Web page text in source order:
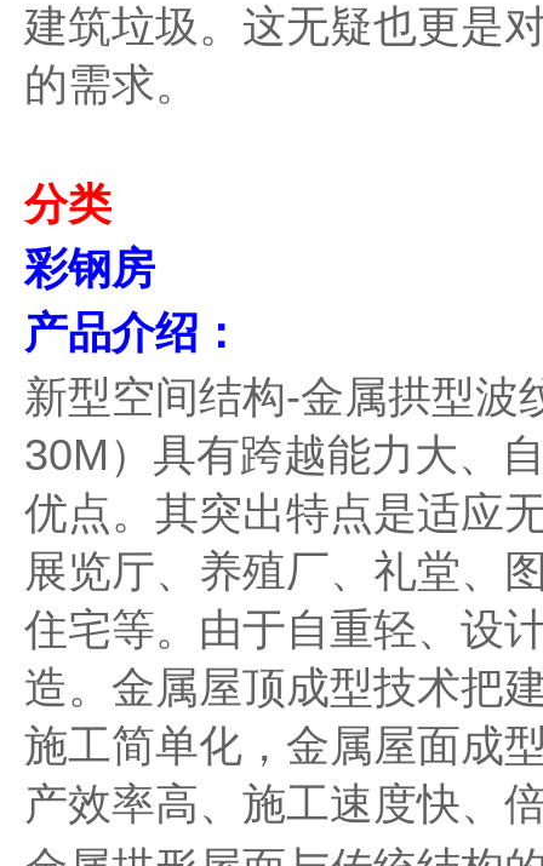
建筑垃圾。这无疑也更是
的需求。
分类
彩钢房
产品介绍：
新型空间结构-金属拱型波
30M）具有跨越能力大、
优点。其突出特点是适应
展览厅、养殖厂、礼堂、
住宅等。由于自重轻、设
造。金属屋顶成型技术把
施工简单化，金属屋面成
产效率高、施工速度快、